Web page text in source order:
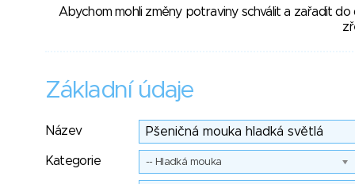
Abychom mohli změny potraviny schválit a zařadit
Základní údaje
Název
Kategorie -- Hladká mouka